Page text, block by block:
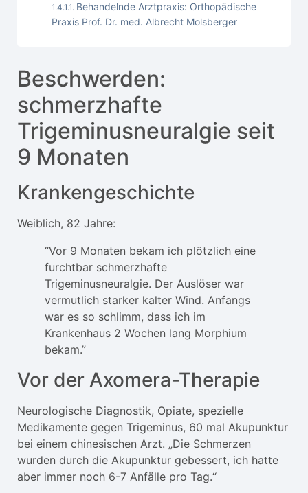
Behandelnde Arztpraxis: Orthopädische
Praxis Prof. Dr. med. Albrecht Molsberger
Beschwerden:
schmerzhafte
Trigeminusneuralgie seit
9 Monaten
Krankengeschichte
Weiblich, 82 Jahre:
“Vor 9 Monaten bekam ich plötzlich eine
furchtbar schmerzhafte
Trigeminusneuralgie. Der Auslöser war
vermutlich starker kalter Wind. Anfangs
war es so schlimm, dass ich im
Krankenhaus 2 Wochen lang Morphium
bekam.”
Vor der Axomera-Therapie
Neurologische Diagnostik, Opiate, spezielle
Medikamente gegen Trigeminus, 60 mal Akupunktur
bei einem chinesischen Arzt. „Die Schmerzen
wurden durch die Akupunktur gebessert, ich hatte
aber immer noch 6-7 Anfälle pro Tag.“